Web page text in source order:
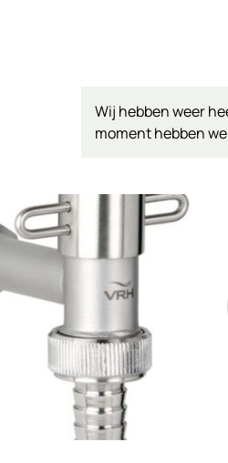
Wij hebben weer
moment hebben